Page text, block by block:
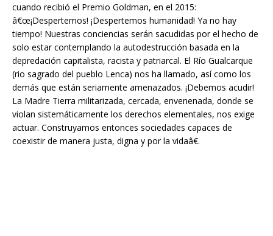
cuando recibió el Premio Goldman, en el 2015:
â€œ¡Despertemos! ¡Despertemos humanidad! Ya no hay
tiempo! Nuestras conciencias serán sacudidas por el hecho de
solo estar contemplando la autodestrucción basada en la
depredación capitalista, racista y patriarcal. El Río Gualcarque
(rio sagrado del pueblo Lenca) nos ha llamado, así como los
demás que están seriamente amenazados. ¡Debemos acudir!
La Madre Tierra militarizada, cercada, envenenada, donde se
violan sistemáticamente los derechos elementales, nos exige
actuar. Construyamos entonces sociedades capaces de
coexistir de manera justa, digna y por la vidaâ€.